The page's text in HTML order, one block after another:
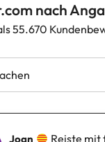
nach
55.670